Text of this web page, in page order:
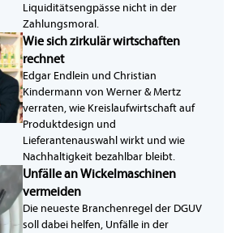
Liquiditätsengpässe nicht in der
Zahlungsmoral.
Wie sich zirkulär wirtschaften
rechnet
Edgar Endlein und Christian
Kindermann von Werner & Mertz
verraten, wie Kreislaufwirtschaft auf
Produktdesign und
Lieferantenauswahl wirkt und wie
Nachhaltigkeit bezahlbar bleibt.
Unfälle an Wickelmaschinen
vermeiden
Die neueste Branchenregel der DGUV
soll dabei helfen, Unfälle in der